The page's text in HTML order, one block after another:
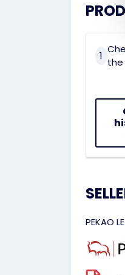
1
the
PEKAO